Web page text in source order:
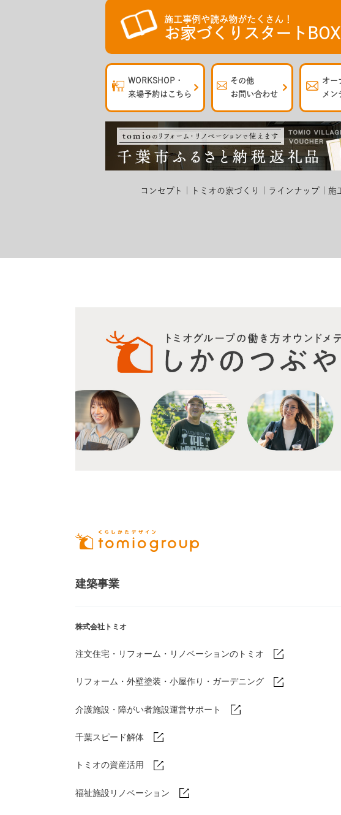
施工事例や読み物がたくさん！
お家づくりスタートBOX
WORKSHOP・
来場予約はこちら
その他
お問い合わせ
オー
メン
コンセプト トミオの家づくり ラインナップ 施
建築事業
株式会社トミオ
注文住宅・リフォーム・リノベーションのトミオ
リフォーム・外壁塗装・小屋作り・ ガーデニング
介護施設・障がい者施設運営サポート
千葉スピード解体
トミオの資産活用
福祉施設リノベーション